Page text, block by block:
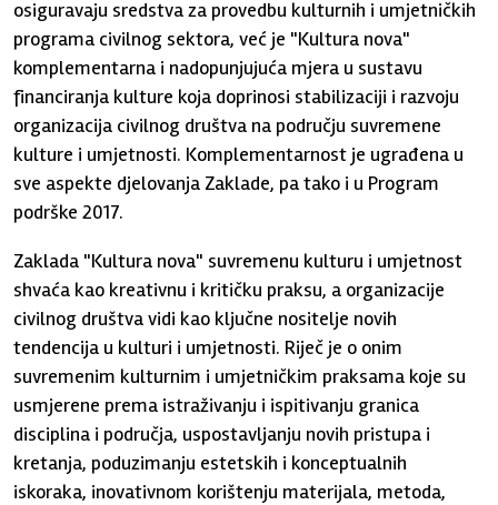
osiguravaju sredstva za provedbu kulturnih i umjetničkih
programa civilnog sektora, već je "Kultura nova"
komplementarna i nadopunjujuća mjera u sustavu
financiranja kulture koja doprinosi stabilizaciji i razvoju
organizacija civilnog društva na području suvremene
kulture i umjetnosti. Komplementarnost je ugrađena u
sve aspekte djelovanja Zaklade, pa tako i u Program
podrške 2017.
Zaklada "Kultura nova" suvremenu kulturu i umjetnost
shvaća kao kreativnu i kritičku praksu, a organizacije
civilnog društva vidi kao ključne nositelje novih
tendencija u kulturi i umjetnosti. Riječ je o onim
suvremenim kulturnim i umjetničkim praksama koje su
usmjerene prema istraživanju i ispitivanju granica
disciplina i područja, uspostavljanju novih pristupa i
kretanja, poduzimanju estetskih i konceptualnih
iskoraka, inovativnom korištenju materijala, metoda,